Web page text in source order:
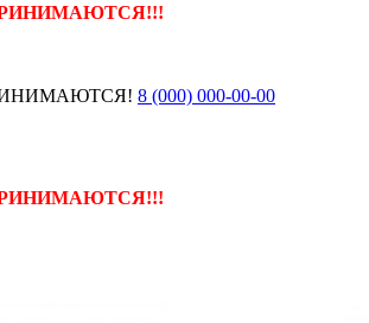
8 (000) 000-00-00